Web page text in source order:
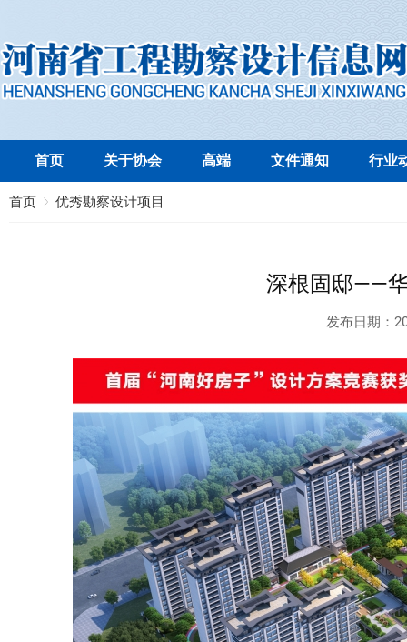
首页 关于协会 高端 文件通知 行业
首页 优秀勘察设计项目
深根固邸——
发布日期：